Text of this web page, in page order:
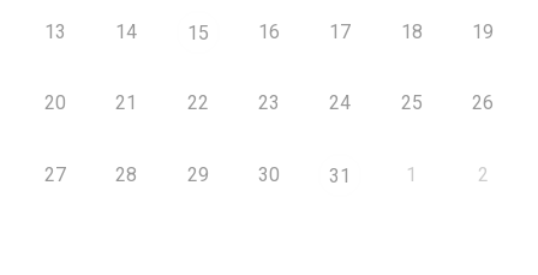
13 14 15 16 17 18 19
20 21 22 23 24 25 26
27 28 29 30 31 1 2